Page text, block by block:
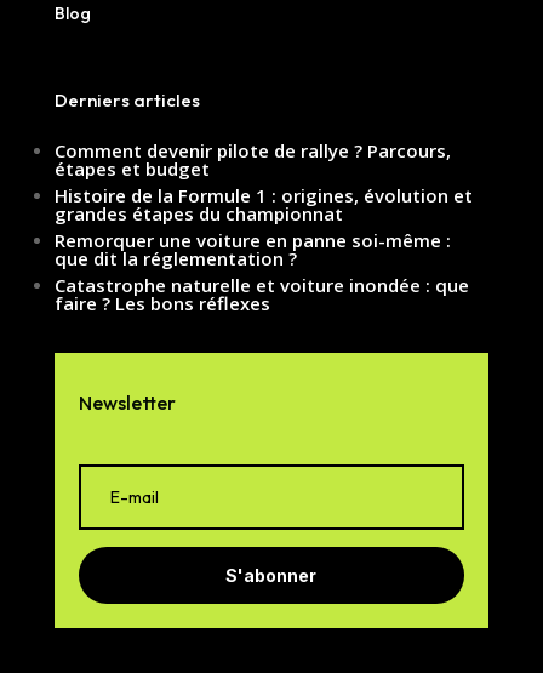
Blog
Derniers articles
Comment devenir pilote de rallye ? Parcours,
étapes et budget
Histoire de la Formule 1 : origines, évolution et
grandes étapes du championnat
Remorquer une voiture en panne soi-même :
que dit la réglementation ?
Catastrophe naturelle et voiture inondée : que
faire ? Les bons réflexes
Newsletter
S'abonner